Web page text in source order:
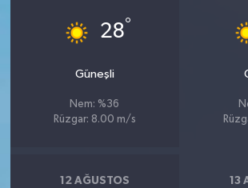
28°
Güneşli
Nem: %36
Rüzgar: 8.00 m/s
12 AĞUSTOS 13